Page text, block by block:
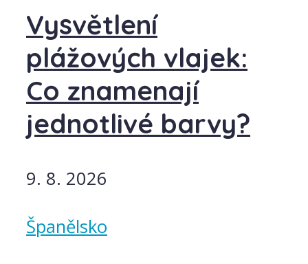
Vysvětlení
plážových vlajek:
Co znamenají
jednotlivé barvy?
9. 8. 2026
Španělsko